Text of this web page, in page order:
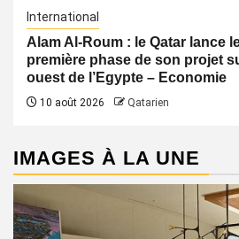
International
Alam Al-Roum : le Qatar lance
première phase de son projet
ouest de l’Egypte – Economie
10 août 2026 Qatarien
IMAGES À LA UNE